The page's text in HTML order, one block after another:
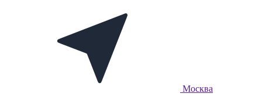
Москва